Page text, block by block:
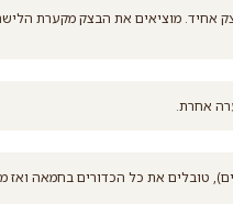
לקבלת בצק אחיד. מוציאים את הבצק מקערת
אחרת.
כדורים בגודל של נקטרינה (בערך 8 כדורים), טובלים את כל